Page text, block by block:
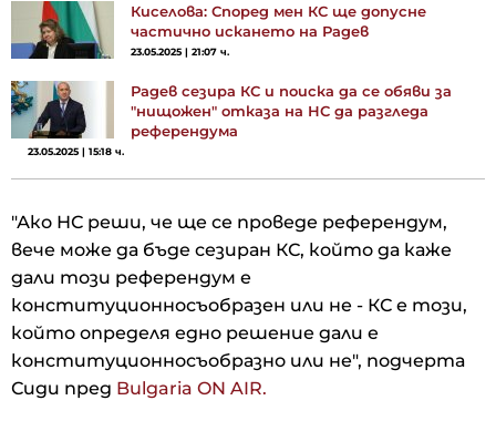
Киселова: Според мен КС ще допусне
частично искането на Радев
23.05.2025 | 21:07 ч.
Радев сезира КС и поиска да се обяви за
"нищожен" отказа на НС да разгледа
референдума
23.05.2025 | 15:18 ч.
"Ако НС реши, че ще се проведе референдум,
вече може да бъде сезиран КС, който да каже
дали този референдум е
конституционносъобразен или не - КС е този,
който определя едно решение дали е
конституционносъобразно или не", подчерта
Сиди пред Bulgaria ON AIR.